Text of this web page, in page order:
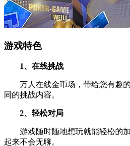
游戏特色
1、在线挑战
万人在线金币场，带给您有趣的
同的挑战内容。
2、轻松对局
游戏随时随地想玩就能轻松的加
起来不会无聊。